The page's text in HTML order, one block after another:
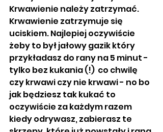
Krwawienie należy zatrzymać.
Krwawienie zatrzymuje się
uciskiem. Najlepiej oczywiście
żeby to był jałowy gazik który
przykładasz do rany na 5 minut -
tylko bez kukania (!)  co chwilę
czy krwawi czy nie krwawi - no bo
jak będziesz tak kukać to
oczywiście za każdym razem
kiedy odrywasz, zabierasz te